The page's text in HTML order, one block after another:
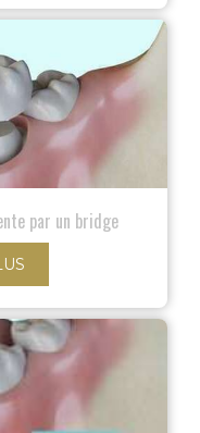
par un bridge